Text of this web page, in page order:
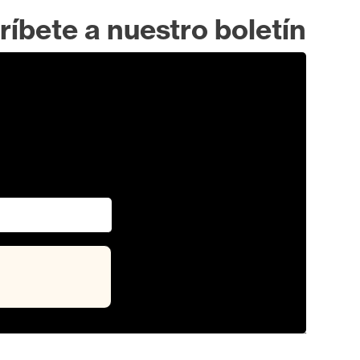
a nuestro boletín